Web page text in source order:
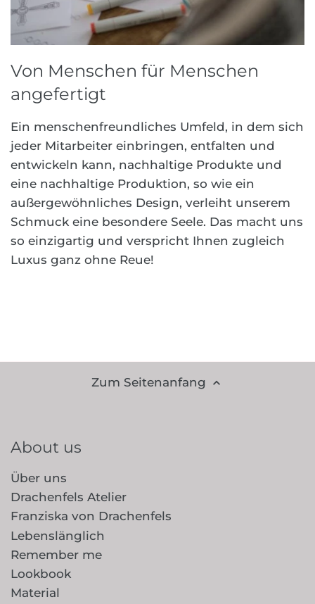
Von Menschen für Menschen
angefertigt
Ein menschenfreundliches Umfeld, in dem sich
jeder Mitarbeiter einbringen, entfalten und
entwickeln kann, nachhaltige Produkte und
eine nachhaltige Produktion, so wie ein
außergewöhnliches Design, verleiht unserem
Schmuck eine besondere Seele. Das macht uns
so einzigartig und verspricht Ihnen zugleich
Luxus ganz ohne Reue!
Zum Seitenanfang
About us
Über uns
Drachenfels Atelier
Franziska von Drachenfels
Lebenslänglich
Remember me
Lookbook
Material